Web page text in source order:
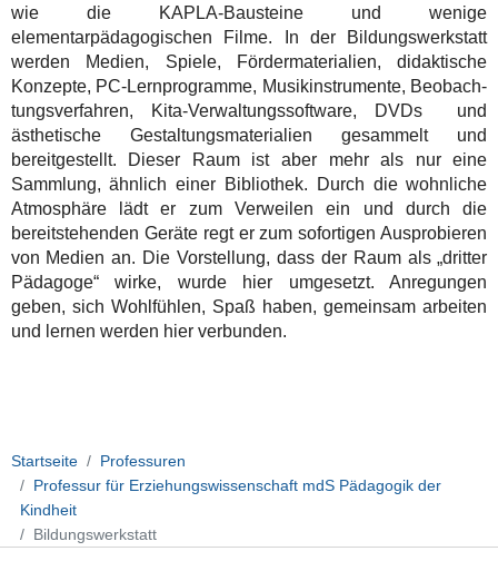
wie die KAPLA-Bausteine und wenige
elementarpädagogischen Filme. In der Bildungswerkstatt
werden Medien, Spiele, Fördermaterialien, didaktische
Konzepte, PC-Lernprogramme, Musikinstrumente, Beob­ach­
tungs­verfahren, Kita-Verwaltungs­soft­ware, DVDs und
ästhetische Gestaltungs­materialien gesammelt und
bereitgestellt. Dieser Raum ist aber mehr als nur eine
Sammlung, ähnlich einer Bibliothek. Durch die wohnliche
Atmosphäre lädt er zum Verweilen ein und durch die
bereitstehenden Geräte regt er zum sofortigen Ausprobieren
von Medien an. Die Vorstellung, dass der Raum als „dritter
Pädagoge“ wirke, wurde hier umgesetzt. Anregungen
geben, sich Wohlfühlen, Spaß haben, gemeinsam arbeiten
und lernen werden hier verbunden.
Startseite
Professuren
Professur für Erziehungswissenschaft mdS Pädagogik der
Kindheit
Bildungswerkstatt